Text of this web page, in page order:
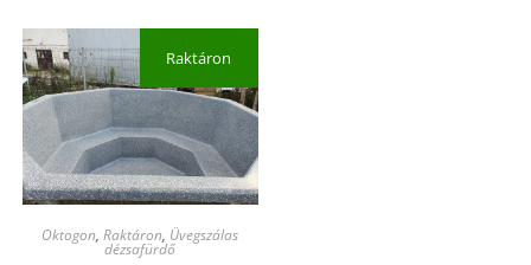
Raktáron
Oktogon,Raktáron, Üvegszálas
dézsafürdő